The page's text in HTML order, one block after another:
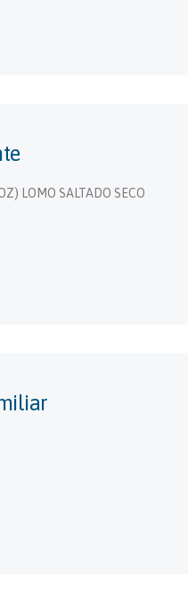
LOMO SALTADO SECO